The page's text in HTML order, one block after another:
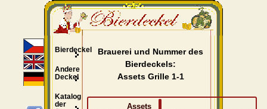
Brauerei und Nummer des
Bierdeckels:
Assets Grille 1-1
Assets
Bierdeckel
Andere
Deckel
Katalog
der